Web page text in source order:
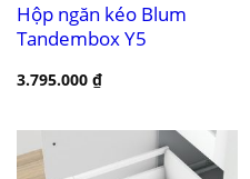
Hộp ngăn kéo Blum
Tandembox Y5
3.795.000 ₫